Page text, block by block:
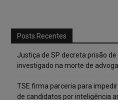
Posts Recentes
Justiça de SP decreta prisão
investigado na morte de
TSE firma parceria para
de candidatos por inteligência